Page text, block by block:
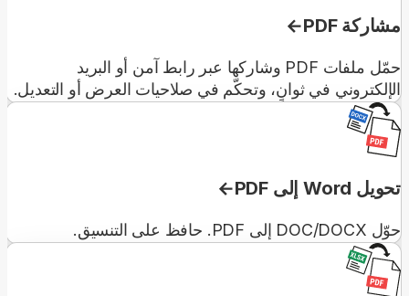
مشاركة PDF
حمّل ملفات PDF وشاركها عبر رابط آمن أو البريد
الإلكتروني في ثوانٍ، وتحكّم في صلاحيات العرض أو التعديل.
تحويل Word إلى PDF
حوّل DOC/DOCX إلى PDF. حافظ على التنسيق.